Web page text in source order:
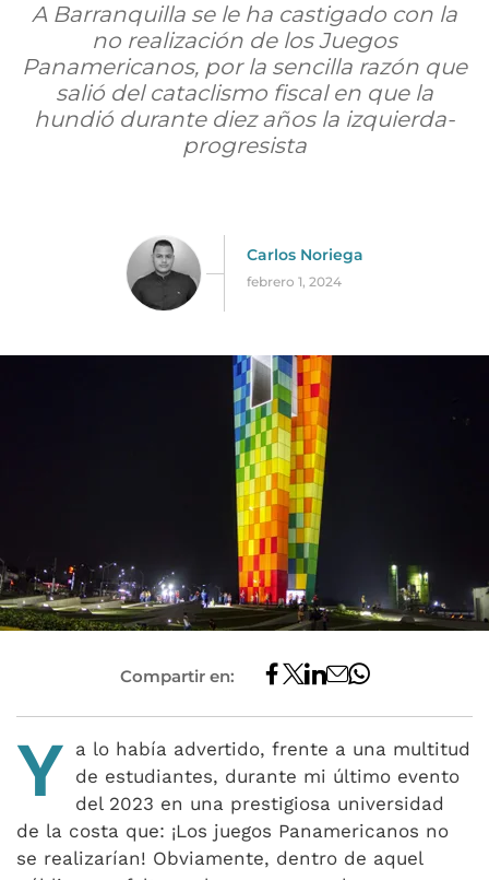
A Barranquilla se le ha castigado con la
no realización de los Juegos
Panamericanos, por la sencilla razón que
salió del cataclismo fiscal en que la
hundió durante diez años la izquierda-
progresista
Carlos Noriega
febrero 1, 2024
Compartir en:
Y a lo había advertido, frente a una multitud
de estudiantes, durante mi último evento
del 2023 en una prestigiosa universidad
de la costa que: ¡Los juegos Panamericanos no
se realizarían! Obviamente, dentro de aquel